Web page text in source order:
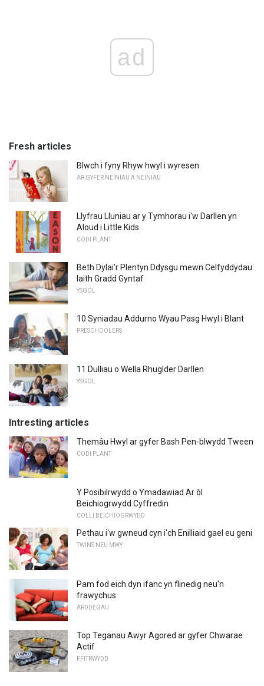
ad
Fresh articles
Blwch i fyny Rhyw hwyl i wyresen
AR GYFER NEINIAU A NEINIAU
Llyfrau Lluniau ar y Tymhorau i'w Darllen yn
Aloud i Little Kids
CODI PLANT
Beth Dylai'r Plentyn Ddysgu mewn Celfyddydau
Iaith Gradd Gyntaf
YSGOL
10 Syniadau Addurno Wyau Pasg Hwyl i Blant
PRESCHOOLERS
11 Dulliau o Wella Rhuglder Darllen
YSGOL
Intresting articles
Themâu Hwyl ar gyfer Bash Pen-blwydd Tween
CODI PLANT
Y Posibilrwydd o Ymadawiad Ar ôl
Beichiogrwydd Cyffredin
COLLI BEICHIOGRWYDD
Pethau i'w gwneud cyn i'ch Enilliaid gael eu geni
TWINS NEU MWY
Pam fod eich dyn ifanc yn flinedig neu'n
frawychus
ARDDEGAU
Top Teganau Awyr Agored ar gyfer Chwarae
Actif
FFITRWYDD